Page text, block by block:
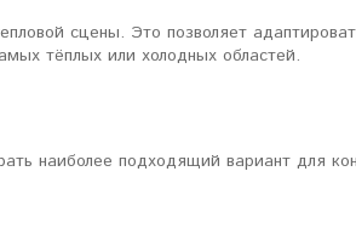
сцены. Это позволяет
тёплых или холодных областей.
наиболее подходящий вариант для